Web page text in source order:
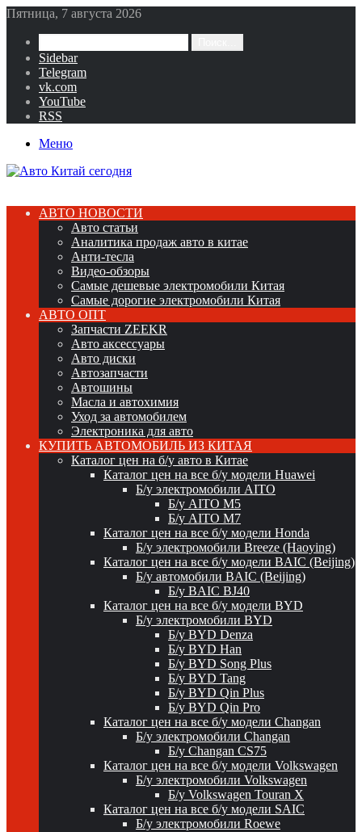
Пятница, 7 августа 2026
Sidebar
Telegram
vk.com
YouTube
RSS
Меню
АВТО НОВОСТИ
Авто статьи
Аналитика продаж авто в китае
Анти-тесла
Видео-обзоры
Самые дешевые электромобили Китая
Самые дорогие электромобили Китая
АВТО ОПТ
Запчасти ZEEKR
Авто аксессуары
Авто диски
Автозапчасти
Автошины
Масла и автохимия
Уход за автомобилем
Электроника для авто
КУПИТЬ АВТОМОБИЛЬ ИЗ КИТАЯ
Каталог цен на б/у авто в Китае
Каталог цен на все б/у модели Huawei
Б/у электромобили AITO
Б/у AITO M5
Б/у AITO M7
Каталог цен на все б/у модели Honda
Б/у электромобили Breeze (Haoying)
Каталог цен на все б/у модели BAIC (Beijing)
Б/у автомобили BAIC (Beijing)
Б/у BAIC BJ40
Каталог цен на все б/у модели BYD
Б/у электромобили BYD
Б/у BYD Denza
Б/у BYD Han
Б/у BYD Song Plus
Б/у BYD Tang
Б/у BYD Qin Plus
Б/у BYD Qin Pro
Каталог цен на все б/у модели Changan
Б/у электромобили Changan
Б/у Changan CS75
Каталог цен на все б/у модели Volkswagen
Б/у электромобили Volkswagen
Б/у Volkswagen Touran X
Каталог цен на все б/у модели SAIC
Б/у электромобили Roewe